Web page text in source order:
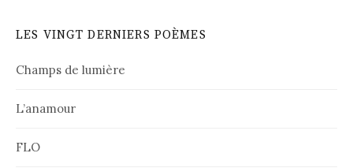
LES VINGT DERNIERS POÈMES
Champs de lumière
L’anamour
FLO